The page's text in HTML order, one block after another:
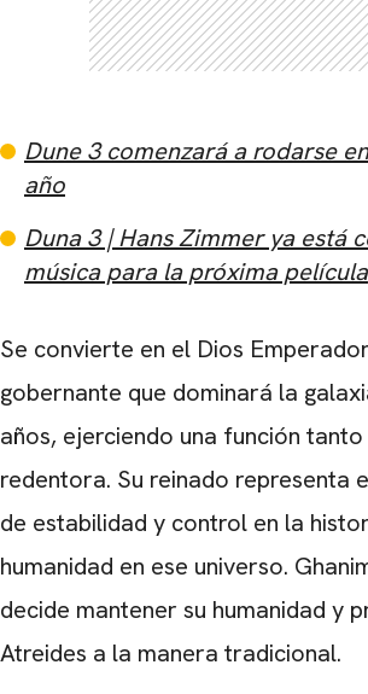
Dune 3 comenzará a rodarse
año
Duna 3 | Hans Zimmer ya está
música para la próxima película
Se convierte en el Dios
gobernante que dominará la
años, ejerciendo una función
redentora. Su reinado representa
de estabilidad y control en la
humanidad en ese universo.
decide mantener su humanidad y
Atreides a la manera tradicional.